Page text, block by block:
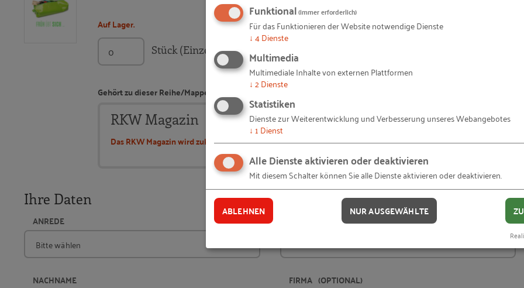
Auf Lager.
Stück (Einzelbestellung)
Gehört zu dieser Reihe/Mappe:
RKW Magazin
Das RKW Magazin wird zukünftig nur noch als digitales Magazin erscheinen. Bitte nutzen Sie diesen Service und
Ihre Daten
ANREDE
NACHNAME FIRMA (OPTIONAL)
Funktional(immer erforderlich)
Für das Funktionieren der Website notwendige Dienste
↓ 4Dienste
Multimedia
Multimediale Inhalte von externen Plattformen
↓ 2Dienste
Statistiken
Dienste zur Weiterentwicklung und Verbesserung unseres Webangebotes
↓ 1 Dienst
Alle Dienste aktivieren oder deaktivieren
Mit diesem Schalter können Sie alle Dienste aktivieren oder deaktivieren.
ABLEHNEN NUR AUSGEWÄHLTE